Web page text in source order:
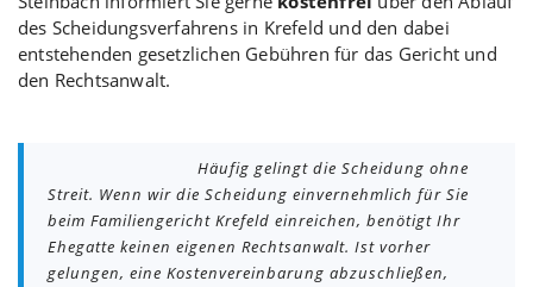
des Scheidungsverfahrens in Krefeld und den dabei
entstehenden gesetzlichen Gebühren für das Gericht und
den Rechtsanwalt.
Häufig gelingt die Scheidung ohne
Streit. Wenn wir die Scheidung einvernehmlich für Sie
beim Familiengericht Krefeld einreichen, benötigt Ihr
Ehegatte keinen eigenen Rechtsanwalt. Ist vorher
gelungen, eine Kostenvereinbarung abzuschließen,